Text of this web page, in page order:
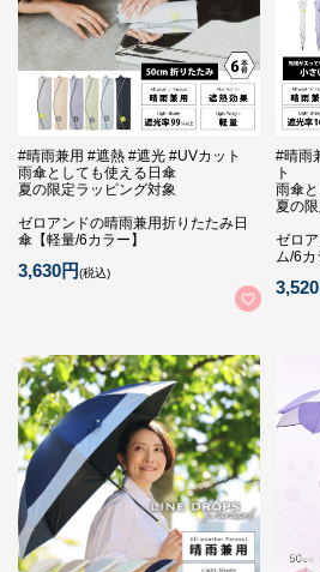
#晴雨兼用 #遮熱 #遮光 #UVカット
雨傘としても使える日傘
夏の限定ラッピング対象
ゼロアンドの晴雨兼用折りたたみ日
傘【軽量/6カラー】
3,630円(税込)
#晴雨
ト
雨傘
夏の
ゼロ
ム/6カ